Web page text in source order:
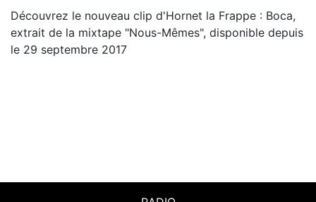
Découvrez le nouveau clip d'Hornet la Frappe : Boca,
extrait de la mixtape "Nous-Mêmes", disponible depuis
le 29 septembre 2017